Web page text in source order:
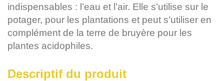
indispensables : l’eau et l’air. Elle s’utilise sur le
potager, pour les plantations et peut s’utiliser en
complément de la terre de bruyère pour les
plantes acidophiles.
Descriptif du produit